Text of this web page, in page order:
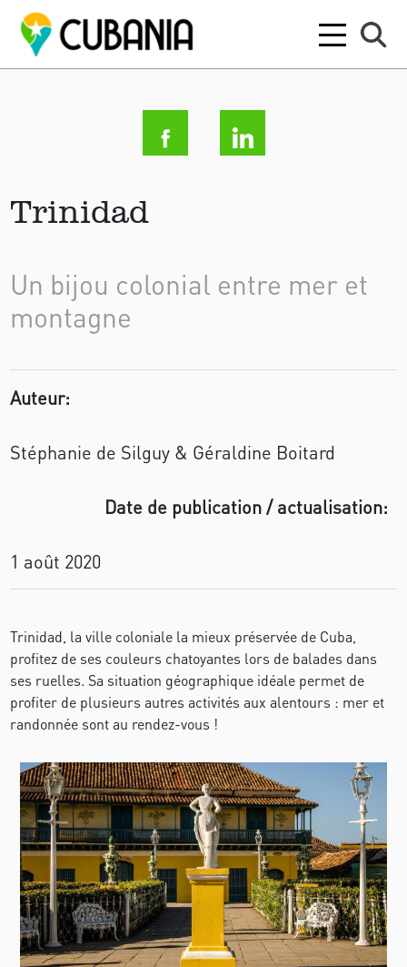
Trinidad
Un bijou colonial entre mer et
montagne
Auteur:
Stéphanie de Silguy & Géraldine Boitard
Date de publication / actualisation:
1 août 2020
Trinidad, la ville coloniale la mieux préservée de Cuba,
profitez de ses couleurs chatoyantes lors de balades dans
ses ruelles. Sa situation géographique idéale permet de
profiter de plusieurs autres activités aux alentours : mer et
randonnée sont au rendez-vous !